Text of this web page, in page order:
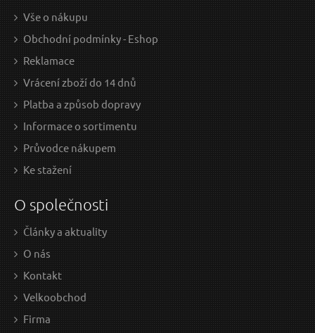
Vše o nákupu
Obchodní podmínky - Eshop
Reklamace
Vrácení zboží do 14 dnů
Platba a způsob dopravy
Informace o sortimentu
Průvodce nákupem
Ke stažení
O společnosti
Články a aktuality
O nás
Kontakt
Velkoobchod
Firma